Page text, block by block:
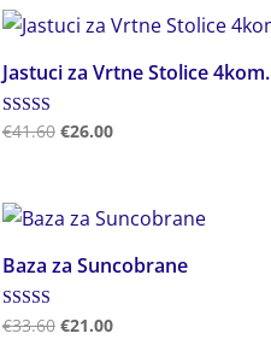
Jastuci za Vrtne Stolice 4kom.
Ocjenjeno
€41.60 €26.00
Baza za Suncobrane
Ocjenjeno
€33.60 €21.00